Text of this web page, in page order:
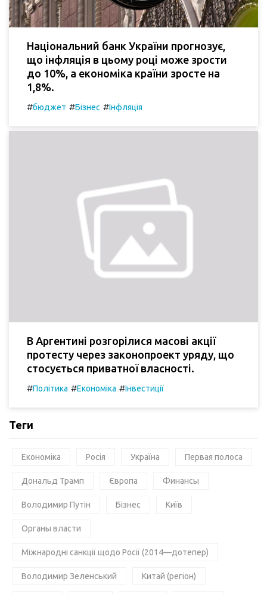
Національний банк України прогнозує,
що інфляція в цьому році може зрости
до 10%, а економіка країни зросте на
1,8%.
#бюджет #Бізнес #Інфляція
В Аргентині розгорілися масові акції
протесту через законопроект уряду, що
стосується приватної власності.
#Політика #Економіка #Інвестиції
Теги
Економіка Росія Україна Первая полоса
Дональд Трамп Європа Финансы
Володимир Путін Бізнес Київ
Органы власти
Міжнародні санкції щодо Росії (2014—дотепер)
Володимир Зеленський Китай (регіон)